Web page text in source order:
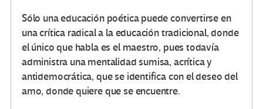
Sólo una educación poética puede convertirse en
una crítica radical a la educación tradicional, donde
el único que habla es el maestro, pues todavía
administra una mentalidad sumisa, acrítica y
antidemocrática, que se identifica con el deseo del
amo, donde quiere que se encuentre.